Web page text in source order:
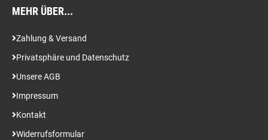
MEHR ÜBER...
Zahlung & Versand
Privatsphäre und Datenschutz
Unsere AGB
Impressum
Kontakt
Widerrufsformular